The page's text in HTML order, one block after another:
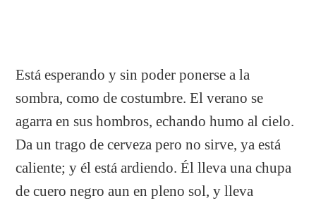
Está esperando y sin poder ponerse a la
sombra, como de costumbre. El verano se
agarra en sus hombros, echando humo al cielo.
Da un trago de cerveza pero no sirve, ya está
caliente; y él está ardiendo. Él lleva una chupa
de cuero negro aun en pleno sol, y lleva